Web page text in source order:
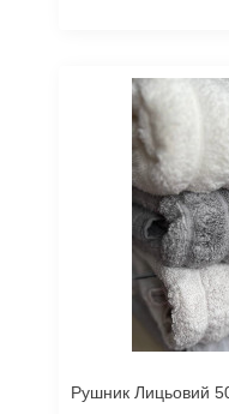
Рушник Лицьовий